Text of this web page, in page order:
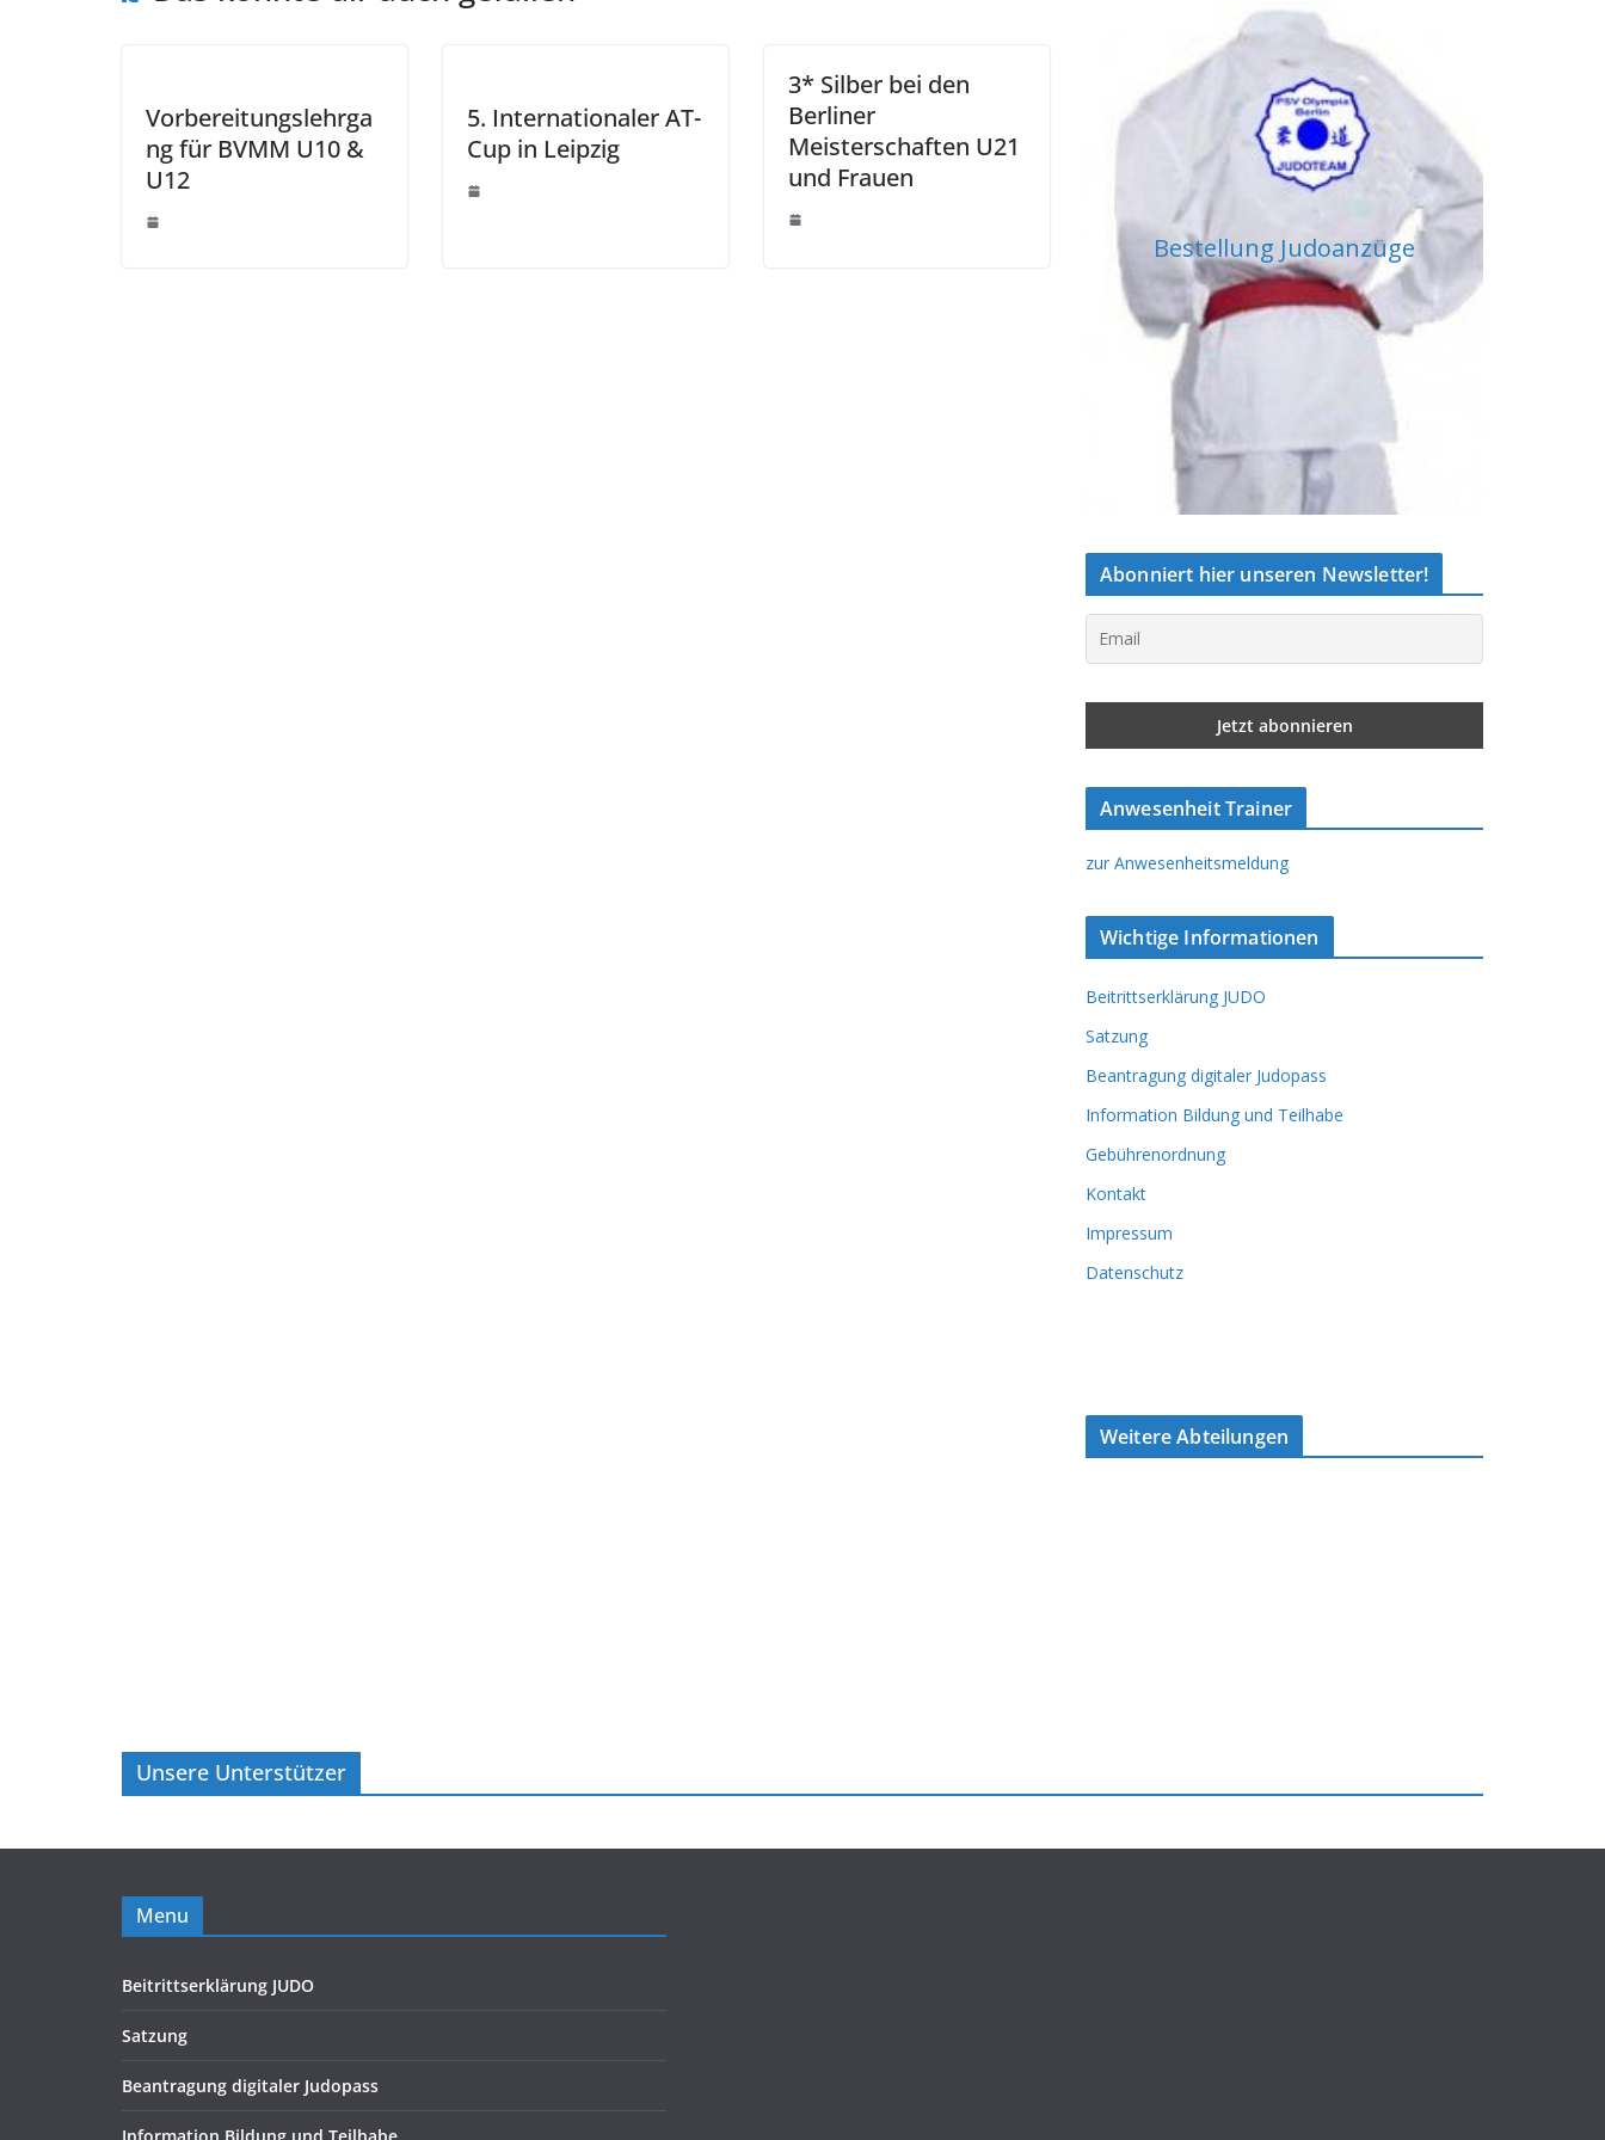
Vorbereitungslehrga
ng für BVMM U10 &
U12
5. Internationaler AT-
Cup in Leipzig
3* Silber bei den
Berliner
Meisterschaften U21
und Frauen
Bestellung Judoanzüge
Abonniert hier unseren Newsletter!
Anwesenheit Trainer
zur Anwesenheitsmeldung
Wichtige Informationen
Beitrittserklärung JUDO
Satzung
Beantragung digitaler Judopass
Information Bildung und Teilhabe
Gebührenordnung
Kontakt
Impressum
Datenschutz
Weitere Abteilungen
Unsere Unterstützer
Menu
Beitrittserklärung JUDO
Satzung
Beantragung digitaler Judopass